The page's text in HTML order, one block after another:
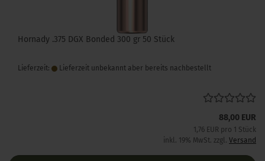
Hornady .375 DGX Bonded 300 gr 50 Stück
Lieferzeit: Lieferzeit unbekannt aber bereits nachbestellt
88,00 EUR
1,76 EUR pro 1 Stück
inkl. 19% MwSt. zzgl. Versand